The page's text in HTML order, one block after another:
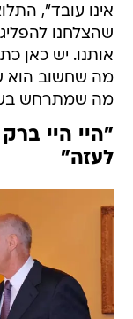
אינו עובד",
שהצלחנו
אותנו. יש כאן
מה שחשוב הוא
מה שמתרחש
"היי היי
לעזה"